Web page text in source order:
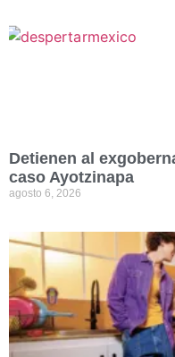
Detienen al
caso Ayotzinapa
agosto 6, 2026